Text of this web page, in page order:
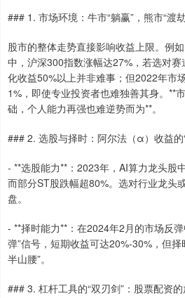
### 1. 市场环境：牛市“躺赢”，熊市“渡
股市的整体走势直接影响收益上限。例
中，沪深300指数涨幅达27%，若选对
化收益50%以上并非难事；但2022年市
1%，即使专业投资者也难独善其身。**
础，个人能力再强也难逆势而为**。
### 2. 选股与择时：阿尔法（α）收益的
- **选股能力**：2023年，AI算力龙头股
而部分ST股跌幅超80%。选对行业龙头
盘。
- **择时能力**：在2024年2月的市场反
弹”信号，短期收益可达20%-30%，但
半山腰”。
### 3. 杠杆工具的“双刃剑”：股票配资